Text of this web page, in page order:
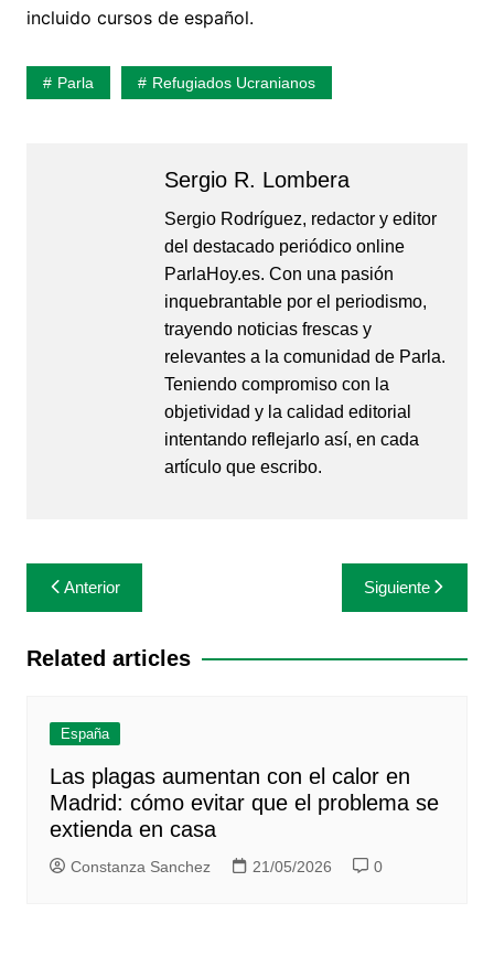
incluido cursos de español.
Parla Refugiados Ucranianos
Sergio R. Lombera
Sergio Rodríguez, redactor y editor
del destacado periódico online
ParlaHoy.es. Con una pasión
inquebrantable por el periodismo,
trayendo noticias frescas y
relevantes a la comunidad de Parla.
Teniendo compromiso con la
objetividad y la calidad editorial
intentando reflejarlo así, en cada
artículo que escribo.
Navegación
de
entradas
Anterior Siguiente
Related articles
España
Las plagas aumentan con el calor en
Madrid: cómo evitar que el problema se
extienda en casa
Constanza Sanchez 21/05/2026 0